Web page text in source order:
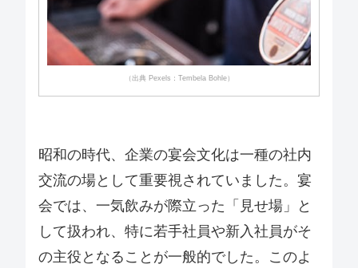
（出典 Pexels：Tembela Bohle）
昭和の時代、企業の宴会文化は一種の社内
交流の場として重要視されていました。宴
会では、一気飲みが際立った「見せ場」と
して扱われ、特に若手社員や新入社員がそ
の主役となることが一般的でした。このよ